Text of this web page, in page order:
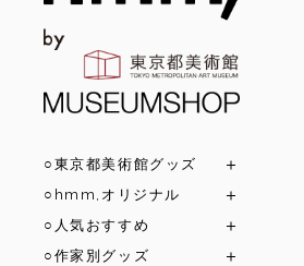
○東京都美術館グッズ
○hmm,オリジナル
○人気おすすめ
○作家別グッズ